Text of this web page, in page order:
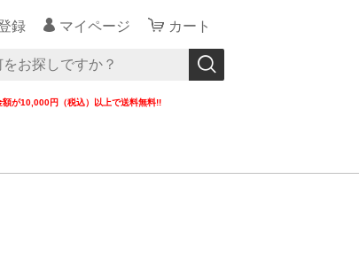
録 マイページ カート
額が10,000円（税込）以上で送料無料!!